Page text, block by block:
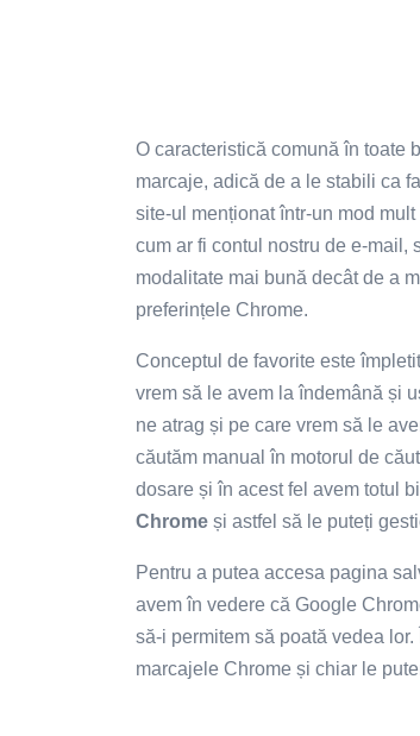
O caracteristică comună în toate
marcaje, adică de a le stabili ca
site-ul menționat într-un mod
cum ar fi contul nostru de e-mail,
modalitate mai bună decât de a
preferințele Chrome.
Conceptul de favorite este
vrem să le avem la îndemână și
ne atrag și pe care vrem să le
căutăm manual în motorul de
dosare și în acest fel avem totul
Chrome și astfel să le puteți
Pentru a putea accesa pagina
avem în vedere că Google
să-i permitem să poată vedea
marcajele Chrome și chiar le